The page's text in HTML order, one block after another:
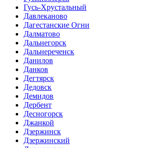
Гусь-Хрустальный
Давлеканово
Дагестанские Огни
Далматово
Дальнегорск
Дальнереченск
Данилов
Данков
Дегтярск
Дедовск
Демидов
Дербент
Десногорск
Джанкой
Дзержинск
Дзержинский